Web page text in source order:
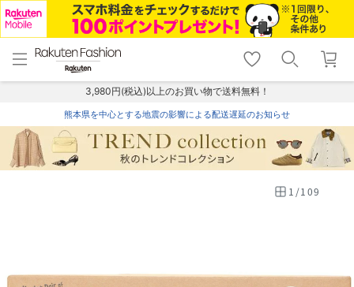
menu home
トップ
shopping_cart lock_outline
ログイン
3,980円(税込)以上のお買い物で送料無料！
熊本県を中心とする地震の影響による配送遅延のお知らせ
1 /109